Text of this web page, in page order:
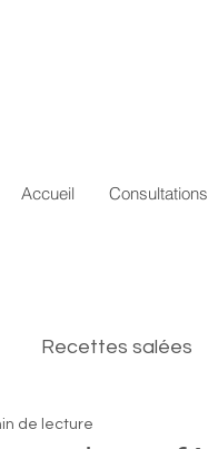
Accueil Consultations
Recettes salées
de lecture